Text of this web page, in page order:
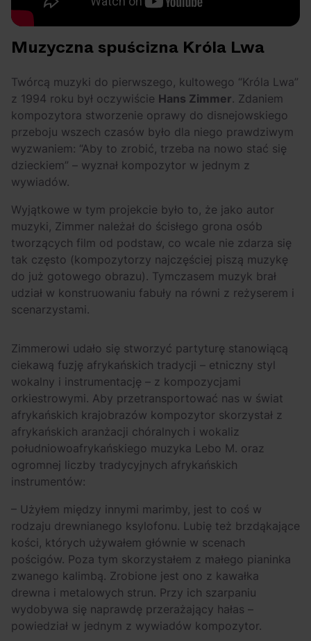
Muzyczna spuścizna Króla Lwa
Twórcą muzyki do pierwszego, kultowego “Króla Lwa”
z 1994 roku był oczywiście Hans Zimmer. Zdaniem
kompozytora stworzenie oprawy do disnejowskiego
przeboju wszech czasów było dla niego prawdziwym
wyzwaniem: “Aby to zrobić, trzeba na nowo stać się
dzieckiem” – wyznał kompozytor w jednym z
wywiadów.
Wyjątkowe w tym projekcie było to, że jako autor
muzyki, Zimmer należał do ścisłego grona osób
tworzących film od podstaw, co wcale nie zdarza się
tak często (kompozytorzy najczęściej piszą muzykę
do już gotowego obrazu). Tymczasem muzyk brał
udział w konstruowaniu fabuły na równi z reżyserem i
scenarzystami.
Zimmerowi udało się stworzyć partyturę stanowiącą
ciekawą fuzję afrykańskich tradycji – etniczny styl
wokalny i instrumentację – z kompozycjami
orkiestrowymi. Aby przetransportować nas w świat
afrykańskich krajobrazów kompozytor skorzystał z
afrykańskich aranżacji chóralnych i wokaliz
południowoafrykańskiego muzyka Lebo M. oraz
ogromnej liczby tradycyjnych afrykańskich
instrumentów:
– Użyłem między innymi marimby, jest to coś w
rodzaju drewnianego ksylofonu. Lubię też brzdąkające
kości, których używałem głównie w scenach
pościgów. Poza tym skorzystałem z małego pianinka
zwanego kalimbą. Zrobione jest ono z kawałka
drewna i metalowych strun. Przy ich szarpaniu
wydobywa się naprawdę przerażający hałas –
powiedział w jednym z wywiadów kompozytor.